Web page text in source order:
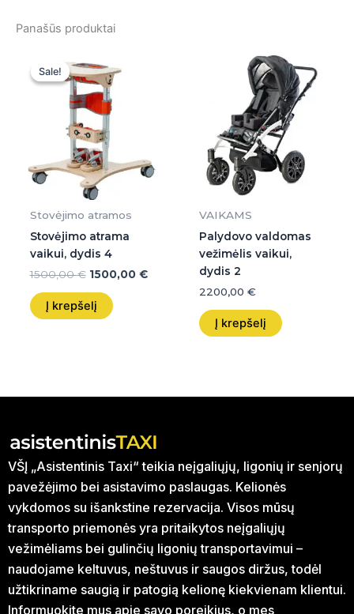
Panašūs produktai
Sale!
Sale!
Stovėjimo atramos
Stovėjimo atrama
vaikui, dydis 4
1500,00€
price
was:
1500,00 €.
1500,00 €
Į krepšelį
VAIKAMS
Palydovo valdomas
vežimėlis vaikui,
dydis 2
2200,00 €
Į krepšelį
VŠĮ „Asistentinis Taxi“ teikia neįgaliųjų, ligonių ir senjorų
pavežėjimo bei asistavimo paslaugas. Kelionės
vykdomos su išankstine rezervacija. Visos mūsų
transporto priemonės yra pritaikytos neįgaliųjų
vežimėliams bei gulinčių ligonių transportavimui –
naudojame keltuvus, neštuvus ir saugos diržus, todėl
užtikriname saugią ir patogią kelionę kiekvienam klientui.
Informuokite mus apie savo poreikius, o mes